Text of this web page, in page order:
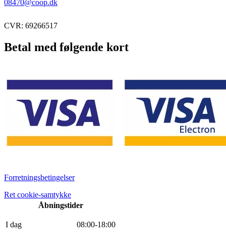
08470@coop.dk
CVR: 69266517
Betal med følgende kort
Forretningsbetingelser
Ret cookie-samtykke
Åbningstider
I dag 08:00-18:00